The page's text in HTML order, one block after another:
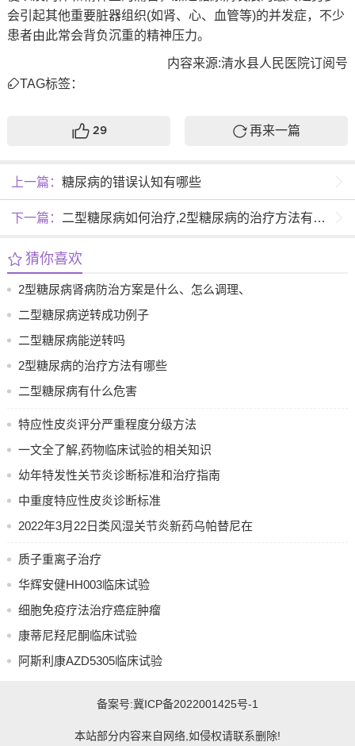
会引起其他重要脏器组织(如肾、心、血管等)的并发症，不少
患者由此常会背负沉重的精神压力。
内容来源:清水县人民医院订阅号
TAG标签：
29 再来一篇
上一篇： 糖尿病的错误认知有哪些
下一篇： 二型糖尿病如何治疗,2型糖尿病的治疗方法有哪些
猜你喜欢
2型糖尿病肾病防治方案是什么、怎么调理、
吃什么药
二型糖尿病逆转成功例子
二型糖尿病能逆转吗
2型糖尿病的治疗方法有哪些
二型糖尿病有什么危害
特应性皮炎评分严重程度分级方法
一文全了解,药物临床试验的相关知识
幼年特发性关节炎诊断标准和治疗指南
中重度特应性皮炎诊断标准
2022年3月22日类风湿关节炎新药乌帕替尼在
中国获批上市
质子重离子治疗
华辉安健HH003临床试验
细胞免疫疗法治疗癌症肿瘤
康蒂尼羟尼酮临床试验
阿斯利康AZD5305临床试验
备案号:冀ICP备2022001425号-1
本站部分内容来自网络,如侵权请联系删除!